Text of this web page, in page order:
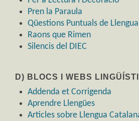
Pren la Paraula
Qüestions Puntuals de Llengua
Raons que Rimen
Silencis del DIEC
D) BLOCS I WEBS
Addenda et Corrigenda
Aprendre Llengües
Articles sobre Llengua